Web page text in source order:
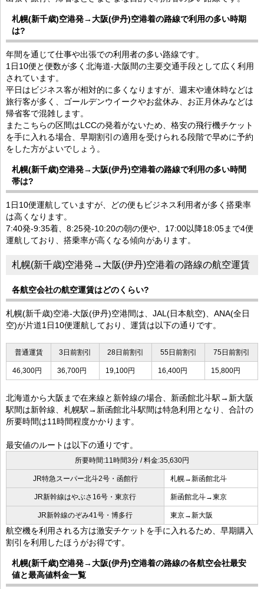
札幌(新千歳)空港発→大阪(伊丹)空港着の路線で利用の多い時期
は?
年間を通じて仕事や出張での利用者の多い路線です。
1日10便と便数が多く北海道-大阪間の主要交通手段として広く利用
されています。
平日はビジネス客が相対的に多くなりますが、週末や連休時などは
旅行客が多く、ゴールデンウイークやお盆休み、お正月休みなどは
帰省客で混雑します。
またこちらの区間はLCCの発着がないため、格安の飛行機チケット
を手に入れる場合、早期割引の適用を受けられる段階で早めに予約
をした方がよいでしょう。
札幌(新千歳)空港発→大阪(伊丹)空港着の路線で利用の多い時間
帯は?
1日10便運航していますが、どの便もビジネス利用者が多く搭乗率
は高くなります。
7:40発-9:35着、8:25発-10:20の朝の便や、17:00以降18:05まで4便
運航しており、搭乗率が高くなる傾向があります。
札幌(新千歳)空港発→大阪(伊丹)空港着の路線の航空運賃
各航空会社の航空運賃はどのくらい?
札幌(新千歳)空港-大阪(伊丹)空港間は、JAL(日本航空)、ANA(全日
空)が片道1日10便運航しており、運賃は以下の通りです。
普通運賃 3日前割引 28日前割引 55日前割引 75日前割引
46,300円 36,700円 19,100円 16,400円 15,800円
北海道から大阪まで在来線と新幹線の場合、新函館北斗駅→新大阪
駅間は新幹線、札幌駅→新函館北斗駅間は特急利用となり、合計の
所要時間は11時間程度かかります。
最安値のルートは以下の通りです。
所要時間:11時間3分 / 料金:35,630円
JR特急スーパー北斗2号・函館行 札幌→新函館北斗
JR新幹線はやぶさ16号・東京行 新函館北斗→東京
JR新幹線のぞみ41号・博多行 東京→新大阪
航空機を利用される方は激安チケットを手に入れるため、早期購入
割引を利用したほうがお得です。
札幌(新千歳)空港発→大阪(伊丹)空港着の路線の各航空会社最安
値と最高値料金一覧